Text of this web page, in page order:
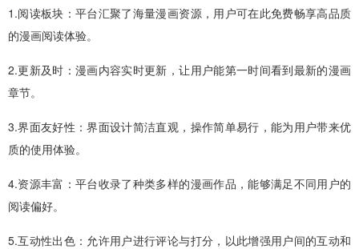
1.阅读板块：平台汇聚了海量漫画资源，用户可在此免费畅享高品质
的漫画阅读体验。
2.更新及时：漫画内容实时更新，让用户能第一时间看到最新的漫画
章节。
3.界面友好性：界面设计简洁直观，操作简单易行，能为用户带来优
质的使用体验。
4.资源丰富：平台收录了种类多样的漫画作品，能够满足不同用户的
阅读偏好。
5.互动性出色：允许用户进行评论与打分，以此增强用户间的互动和